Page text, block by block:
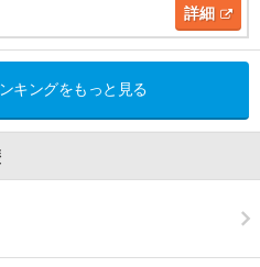
詳細
キングをもっと見る